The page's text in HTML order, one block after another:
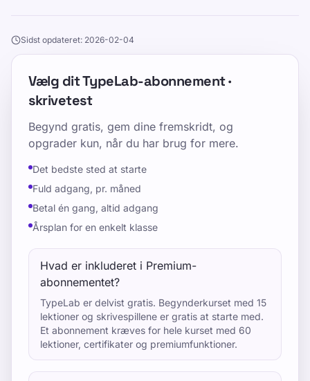
Sidst opdateret: 2026-02-04
Vælg dit TypeLab-abonnement ·
skrivetest
Begynd gratis, gem dine fremskridt, og
opgrader kun, når du har brug for mere.
Det bedste sted at starte
Fuld adgang, pr. måned
Betal én gang, altid adgang
Årsplan for en enkelt klasse
Hvad er inkluderet i Premium-
abonnementet?
TypeLab er delvist gratis. Begynderkurset med 15
lektioner og skrivespillene er gratis at starte med.
Et abonnement kræves for hele kurset med 60
lektioner, certifikater og premiumfunktioner.